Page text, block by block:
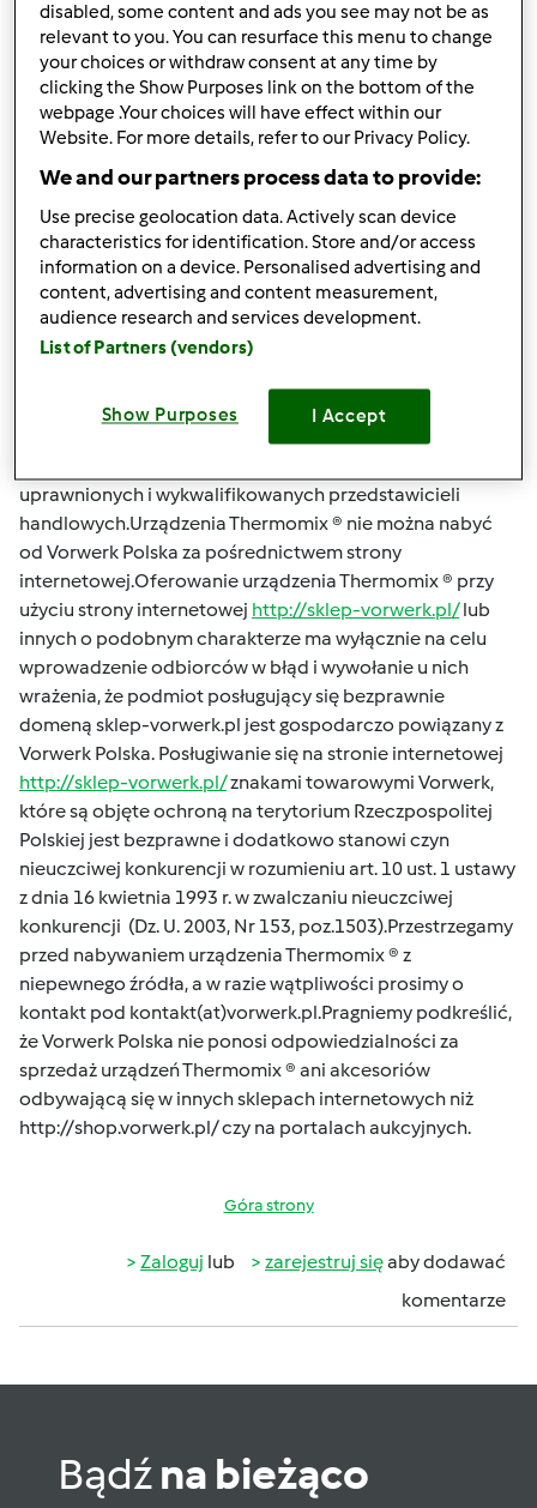
1 | Ostatni wpis
Szybka odpowiedź
Mixi Dołączył : 08.11.2010
śr., 12/23/2015 - 15:00
Z uwagi na powtarzające się niedozwolone praktyki
uprzejmie przypominamy:Firma Vorwerk Polska oferuje
sprzedaż akcesoriów, książek kucharskich, nośników
przepisów do urządzenia Thermomix ® w sklepie
internetowymVorwerkThermomix
http://shop.vorwerk.pl/
.Sprzedaż urządzenia
Thermomix ® przez Vorwerk Polska odbywa się wyłącznie
uprawnionych i wykwalifikowanych przedstawicieli
handlowych.Urządzenia Thermomix ® nie można nabyć
od Vorwerk Polska za pośrednictwem strony
internetowej.Oferowanie urządzenia Thermomix ® przy
użyciu strony internetowej http://sklep-vorwerk.pl/lub
innych o podobnym charakterze ma wyłącznie na celu
wprowadzenie odbiorców w błąd i wywołanie u nich
wrażenia, że podmiot posługujący się bezprawnie
domeną sklep-vorwerk.pl jest gospodarczo powiązany z
Vorwerk Polska. Posługiwanie się na stronie internetowej
http://sklep-vorwerk.pl/znakami towarowymi Vorwerk,
które są objęte ochroną na terytorium Rzeczpospolitej
Polskiej jest bezprawne i dodatkowo stanowi czyn
nieuczciwej konkurencji w rozumieniu art. 10 ust. 1 ustawy
z dnia 16 kwietnia 1993 r. w zwalczaniu nieuczciwej
konkurencji (Dz. U. 2003, Nr 153, poz.1503).Przestrzegamy
przed nabywaniem urządzenia Thermomix ® z
niepewnego źródła, a w razie wątpliwości prosimy o
kontakt pod kontakt(at)vorwerk.pl.Pragniemy podkreślić,
że Vorwerk Polska nie ponosi odpowiedzialności za
sprzedaż urządzeń Thermomix ® ani akcesoriów
odbywającą się w innych sklepach internetowych niż
http://shop.vorwerk.pl/czy na portalach aukcyjnych.
Góra strony
Zaloguj lub zarejestruj sięaby dodawać
komentarze
Bądźna bieżąco
disabled, some content and ads you see may not be as
relevant to you. You can resurface this menu to change
your choices or withdraw consent at any time by
clicking the Show Purposes link on the bottom of the
webpage .Your choices will have effect within our
Website. For more details, refer to our Privacy Policy.
We and our partners process data to provide:
Use precise geolocation data. Actively scan device
characteristics for identification. Store and/or access
information on a device. Personalised advertising and
content, advertising and content measurement,
audience research and services development.
List of Partners (vendors)
Show Purposes I Accept